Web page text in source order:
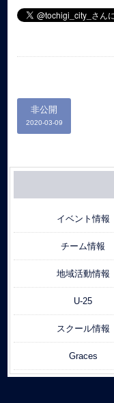
非公開
2020-03-09
イベント情報
チーム情報
地域活動情報
U-25
スクール情報
Graces